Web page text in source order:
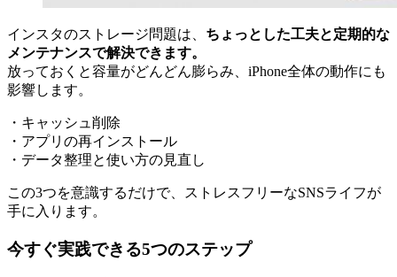
インスタのストレージ問題は、 ちょっとした工夫と定期的な
メンテナンスで解決できます。
放っておくと容量がどんどん膨らみ、iPhone全体の動作にも
影響します。
・キャッシュ削除
・アプリの再インストール
・データ整理と使い方の見直し
この3つを意識するだけで、ストレスフリーなSNSライフが
手に入ります。
今すぐ実践できる5つのステップ